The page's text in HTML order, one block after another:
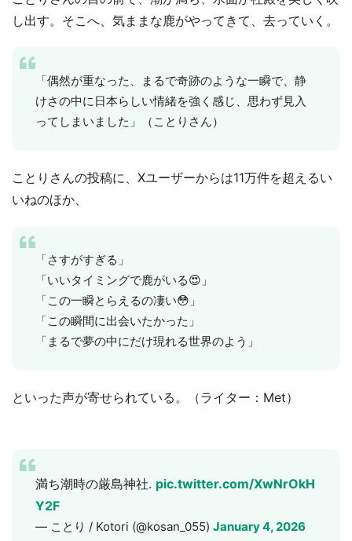
し出す。そこへ、気ままな鹿がやってきて、去っていく。
「偶然が重なった、まるで奇跡のような一瞬で、静
けさの中に日本らしい情緒を強く感じ、思わず見入
ってしまいました」（ことりさん）
ことりさんの投稿に、Xユーザーからは11万件を超えるい
いねのほか、
「さすがすぎる」
「いいタイミングで鹿がいる😍」
「この一瞬とらえるの凄い😳」
「この瞬間に出会いたかった」
「まるで夢の中にだけ現れる世界のよう」
といった声が寄せられている。（ライター：Met）
満ち潮時の厳島神社. pic.twitter.com/XwNrOkH
Y2F
— ことり / Kotori (@kosan_055) January 4, 2026